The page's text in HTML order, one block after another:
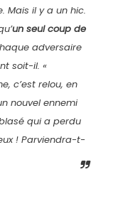
Mais il y a un hic.
un seul coup de
adversaire
soit-il. «
c’est relou, en
nouvel ennemi
qui a perdu
! Parviendra-t-